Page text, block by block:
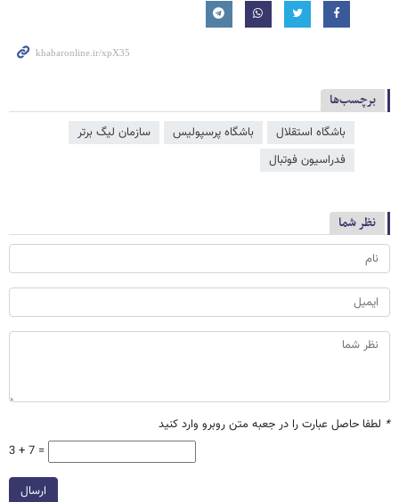
برچسب‌ها
باشگاه استقلال باشگاه پرسپولیس
سازمان لیگ برتر
فدراسیون فوتبال
نظر شما
* لطفا حاصل عبارت را در جعبه متن روبرو وارد کنید
3 + 7 =
ارسال